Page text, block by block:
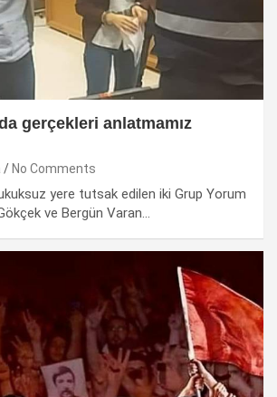
gerçekleri anlatmamız
No Comments
yere tutsak edilen iki Grup Yorum
ve Bergün Varan…